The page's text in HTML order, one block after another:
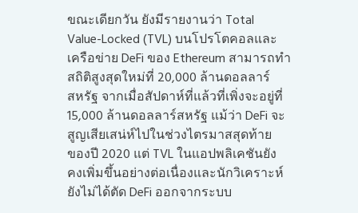
ขณะเดียกวัน ยังมีรายงานว่า Total
Value-Locked (TVL) บนโปรโตคอลและ
เครือข่าย DeFi ของ Ethereum สามารถทำ
สถิติสูงสุดใหม่ที่ 20,000 ล้านดอลลาร์
สหรัฐ จากเมื่อสัปดาห์ที่แล้วที่เพิ่งจะอยู่ที่
15,000 ล้านดอลลาร์สหรัฐ แม้ว่า DeFi จะ
สูญเสียเสน่ห์ไปในช่วงไตรมาสสุดท้าย
ของปี 2020 แต่ TVL ในแอปพลิเคชันยัง
คงเพิ่มขึ้นอย่างต่อเนื่องและนักวิเคราะห์
ยังไม่ได้ตัด DeFi ออกจากระบบ